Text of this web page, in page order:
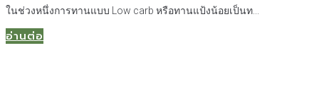
ในช่วงหนึ่งการทานแบบ Low carb หรือทานแป้งน้อยเป็นท...
อ่านต่อ